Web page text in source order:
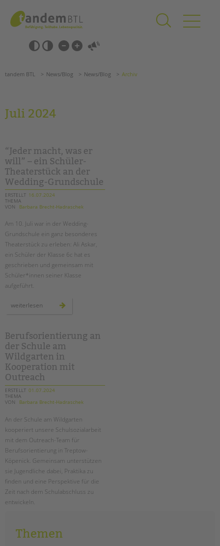
springen
Barrierefrei-
Einstellungen
überspringen
überspringen
Förderzentren
Kollegs
EFöB
Schulbezogene Sozialarbeit
Tagesgruppen
EINGLIEDERUNGSHILFE
BETREUTES WOHNEN
TANDEM BTL AKADEMIE
Seminarkalender
STADTTEILARBEIT
PROFIL | LEITBILD
Bereiche im Überblick
Kinder- und Jugendschutz
Unsere Videos
Gesellschafter VdK
schoolcoach BTL
tandem international
KARRIERE
Stellenangebote
tandem als Arbeitgeberin
NEWS/BLOG
Briefe an Kai
tandem BTL News/Blog News/Blog Archiv
Juli 2024
“Jeder macht, was er
will” – ein Schüler-
Theaterstück an der
Wedding-Grundschule
ERSTELLT 16.07.2024
THEMA
VON
Barbara Brecht-Hadraschek
Am 10. Juli war in der Wedding-
Grundschule ein ganz besonderes
Theaterstück zu erleben: Ali Askar,
ein Schüler der Klasse 6c hat es
geschrieben und gemeinsam mit
Schüler*innen seiner Klasse
aufgeführt.
weiterlesen
–
ein
schüler-
theaterstück
an
der
wedding-
grundschule
Berufsorientierung an
der Schule am
Wildgarten in
Kooperation mit
Outreach
ERSTELLT 01.07.2024
THEMA
VON
Barbara Brecht-Hadraschek
An der Schule am Wildgarten
kooperiert unsere Schulsozialarbeit
mit dem Outreach-Team für
Berufsorientierung in Treptow-
Köpenick. Gemeinsam unterstützen
sie Jugendliche dabei, Praktika zu
finden und eine Perspektive für die
Zeit nach dem Schulabschluss zu
entwickeln.
der
schule
Themen